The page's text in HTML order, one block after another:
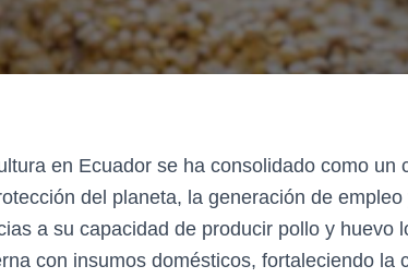
en Ecuador se ha consolidado como un
del planeta, la generación de
a su capacidad de producir pollo y huevo
con insumos domésticos, fortaleciendo la